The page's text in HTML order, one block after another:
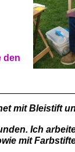
den
mit Bleistift
Ich
mit